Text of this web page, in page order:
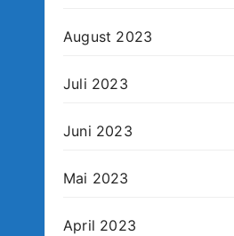
August 2023
Juli 2023
Juni 2023
Mai 2023
April 2023